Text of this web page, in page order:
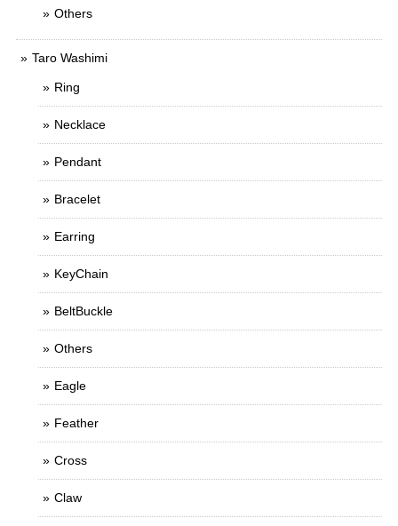
Others
Taro Washimi
Ring
Necklace
Pendant
Bracelet
Earring
KeyChain
BeltBuckle
Others
Eagle
Feather
Cross
Claw